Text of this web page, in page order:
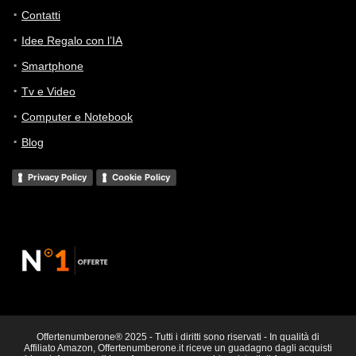
Contatti
Idee Regalo con l’IA
Smartphone
Tv e Video
Computer e Notebook
Blog
Privacy Policy Cookie Policy
Offertenumberone® 2025 - Tutti i diritti sono riservati - In qualità di
Affiliato Amazon, Offertenumberone.it riceve un guadagno dagli acquisti